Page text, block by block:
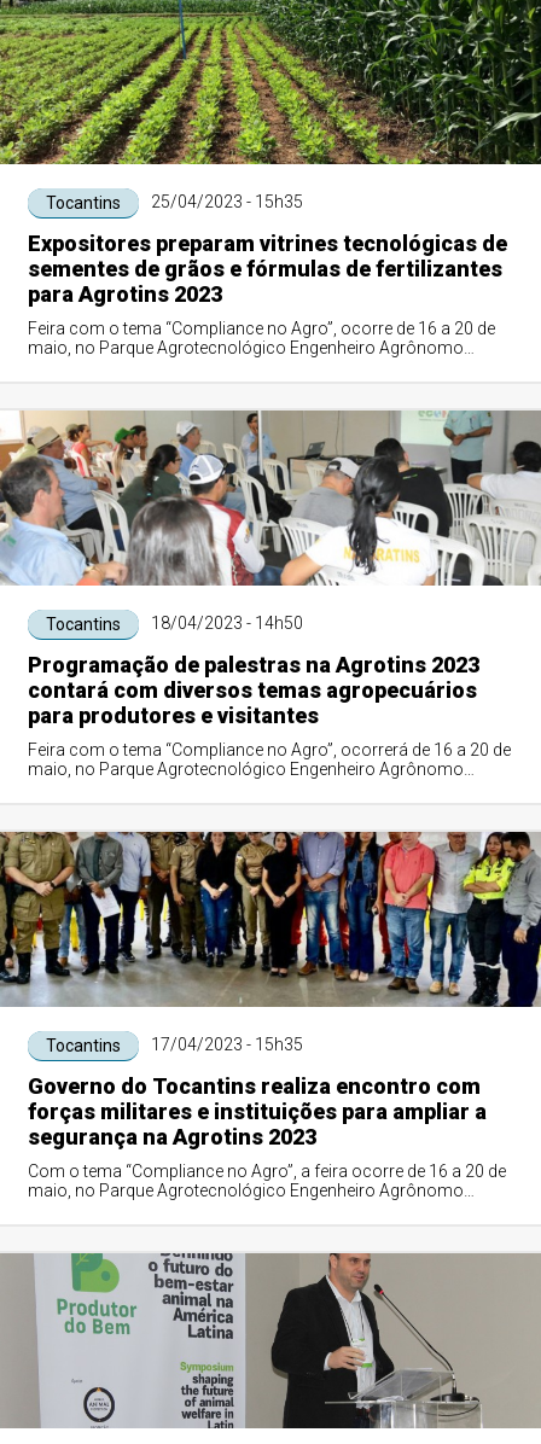
Tocantins 25/04/2023 - 15h35
Expositores preparam vitrines tecnológicas de
sementes de grãos e fórmulas de fertilizantes
para Agrotins 2023
Feira com o tema “Compliance no Agro”, ocorre de 16 a 20 de
maio, no Parque Agrotecnológico Engenheiro Agrônomo
Tocantins 18/04/2023 - 14h50
Programação de palestras na Agrotins 2023
contará com diversos temas agropecuários
para produtores e visitantes
Feira com o tema “Compliance no Agro”, ocorrerá de 16 a 20 de
maio, no Parque Agrotecnológico Engenheiro Agrônomo
Tocantins 17/04/2023 - 15h35
Governo do Tocantins realiza encontro com
forças militares e instituições para ampliar a
segurança na Agrotins 2023
Com o tema “Compliance no Agro”, a feira ocorre de 16 a 20 de
maio, no Parque Agrotecnológico Engenheiro Agrônomo